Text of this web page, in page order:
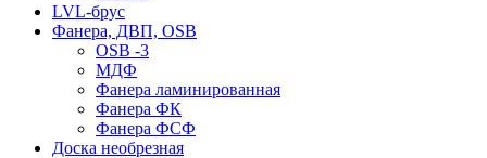
LVL-брус
Фанера, ДВП, OSB
OSB -3
МДФ
Фанера ламинированная
Фанера ФК
Фанера ФСФ
Доска необрезная